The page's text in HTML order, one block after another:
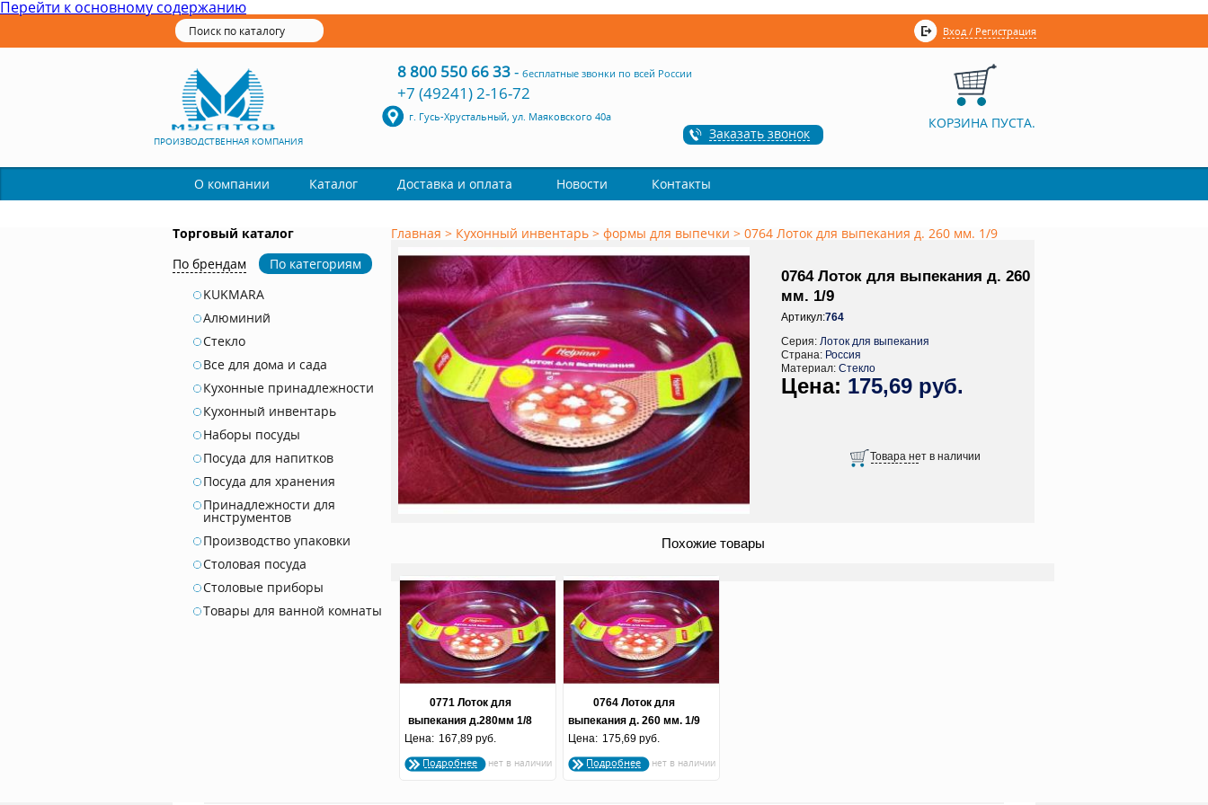
Перейти к основному содержанию
Вход / Регистрация
ПРОИЗВОДСТВЕННАЯ КОМПАНИЯ
8 800 550 66 33- бесплатные звонки по всей России
+7 (49241) 2-16-72
г. Гусь-Хрустальный, ул. Маяковского 40а
Заказать звонок
КОРЗИНА ПУСТА.
О компании Каталог Доставка и оплата Новости Контакты
Торговый каталог
По брендам
По категориям
KUKMARA
Алюминий
Стекло
Все для дома и сада
Кухонные принадлежности
Кухонный инвентарь
Наборы посуды
Посуда для напитков
Посуда для хранения
Принадлежности для
инструментов
Производство упаковки
Столовая посуда
Столовые приборы
Товары для ванной комнаты
Главная > Кухонный инвентарь > формы для выпечки > 0764 Лоток для выпекания д. 260 мм. 1/9
0764 Лоток для выпекания д. 260
мм. 1/9
Артикул:764
Серия: Лоток для выпекания
Страна: Россия
Материал: Стекло
175,69 руб.
Похожие товары
0771 Лоток для
выпекания д.280мм 1/8
Цена: 167,89 руб.
Подробнее
0764 Лоток для
выпекания д. 260 мм. 1/9
Цена: 175,69 руб.
Подробнее